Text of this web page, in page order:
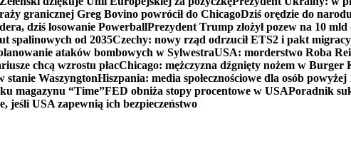
granicznej Greg Bovino powrócił do ChicagoDziś orędzie do
dziś losowanie PowerballPrezydent Trump złożył pozew na 10
spalinowych od 2035Czechy: nowy rząd odrzucił ETS2 i pakt
ataków bombowych w SylwestraUSA: morderstwo Roba
chcą wzrostu płacChicago: mężczyzna dźgnięty nożem w Burger
stanie WaszyngtonHiszpania: media społecznościowe dla osób powyżej
magazynu “Time”FED obniża stopy procentowe w USAPoradnik
jeśli USA zapewnią ich bezpieczeństwo